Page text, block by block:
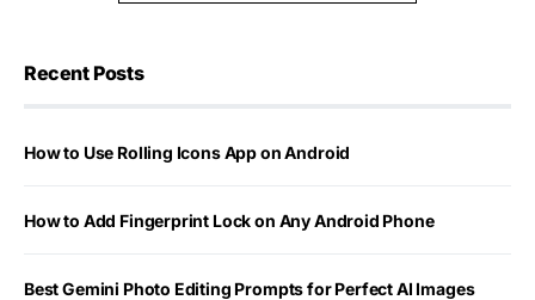
Recent Posts
How to Use Rolling Icons App on Android
How to Add Fingerprint Lock on Any Android Phone
Best Gemini Photo Editing Prompts for Perfect AI Images